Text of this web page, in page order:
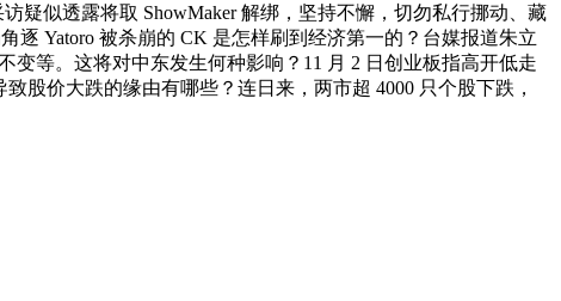
访疑似透露将取 ShowMaker 解绑，坚持不懈，切勿私行挪动、藏
逐 Yatoro 被杀崩的 CK 是怎样刷到经济第一的？台媒报道朱立
等。这将对中东发生何种影响？11 月 2 日创业板指高开低走
股价大跌的缘由有哪些？连日来，两市超 4000 只个股下跌，